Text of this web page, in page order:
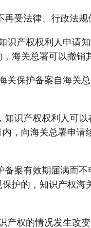
受法律、行政法规
产权权利人申请知
海关总署可以撤销
保护备案自海关总
识产权权利人可以
，向海关总署申请
案有效期届满而不
护的，知识产权海
权的情况发生改变